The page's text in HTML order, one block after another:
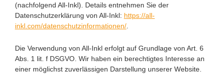
(nachfolgend All-Inkl). Details entnehmen Sie der
Datenschutzerklärung von All-Inkl: https://all-
inkl.com/datenschutzinformationen/.
Die Verwendung von All-Inkl erfolgt auf Grundlage von Art. 6
Abs. 1 lit. f DSGVO. Wir haben ein berechtigtes Interesse an
einer möglichst zuverlässigen Darstellung unserer Website.